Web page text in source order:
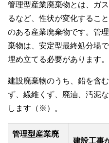
管理型産業廃棄物とは、ガ
るなど、性状が変化するこ
のある産業廃棄物です。管
棄物は、安定型最終処分場
埋め立てる必要があります。
建設廃棄物のうち、鉛を含
ず、繊維くず、廃油、汚泥
します（※）。
管理型産業廃
建設工事